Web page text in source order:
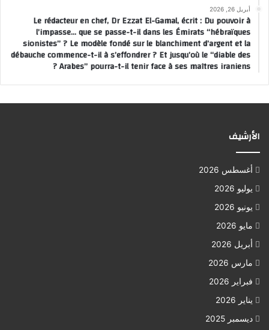
أبريل 26, 2026
Le rédacteur en chef, Dr Ezzat El-Gamal, écrit : Du pouvoir à
l’impasse… que se passe-t-il dans les Émirats “hébraïques
sionistes” ? Le modèle fondé sur le blanchiment d’argent et la
débauche commence-t-il à s’effondrer ? Et jusqu’où le “diable des
Arabes” pourra-t-il tenir face à ses maîtres iraniens ?
الأرشيف
أغسطس 2026
يوليو 2026
يونيو 2026
مايو 2026
أبريل 2026
مارس 2026
فبراير 2026
يناير 2026
ديسمبر 2025